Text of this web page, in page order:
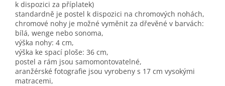
k dispozici za příplatek)
standardně je postel k dispozici na chromových nohách,
chromové nohy je možné vyměnit za dřevěné v barvách:
bílá, wenge nebo sonoma,
výška nohy: 4 cm,
výška ke spací ploše: 36 cm,
postel a rám jsou samomontovatelné,
aranžérské fotografie jsou vyrobeny s 17 cm vysokými
matracemi,